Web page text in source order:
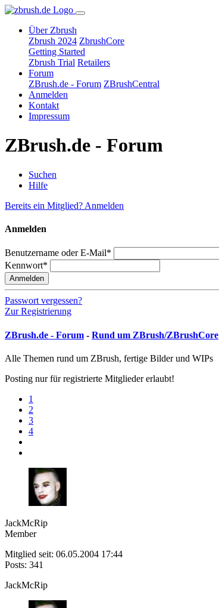
Über Zbrush
Zbrush 2024 ZbrushCore
Getting Started
Zbrush Trial Retailers
Forum
ZBrush.de - Forum ZBrushCentral
Anmelden
Kontakt
Impressum
ZBrush.de - Forum
Suchen
Hilfe
Bereits ein Mitglied? Anmelden
Anmelden
Benutzername oder E-Mail*
Kennwort*
Anmelden
Passwort vergessen?
Zur Registrierung
ZBrush.de - Forum - Rund um ZBrush/ZBrushCore
Alle Themen rund um ZBrush, fertige Bilder und WIPs
Posting nur für registrierte Mitglieder erlaubt!
1
2
3
4
JackMcRip
Member
Mitglied seit: 06.05.2004 17:44
Posts: 341
JackMcRip